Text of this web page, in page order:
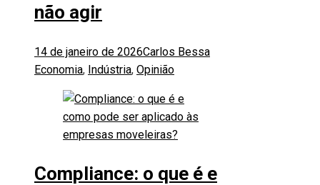
não agir
14 de janeiro de 2026Carlos Bessa
Economia, Indústria, Opinião
Compliance: o que é e